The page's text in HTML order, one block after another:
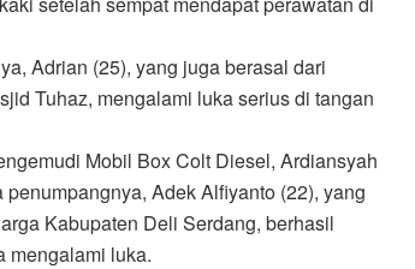
Adrian (25), yang juga berasal dari
Tuhaz, mengalami luka serius di tangan
Mobil Box Colt Diesel, Ardiansyah
penumpangnya, Adek Alfiyanto (22), yang
Kabupaten Deli Serdang, berhasil
mengalami luka.